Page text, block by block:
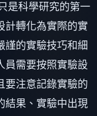
是科學研究的第一
計轉化為實際的實
謹的實驗技巧和細
員需要按照實驗設
要注意記錄實驗的
結果、實驗中出現